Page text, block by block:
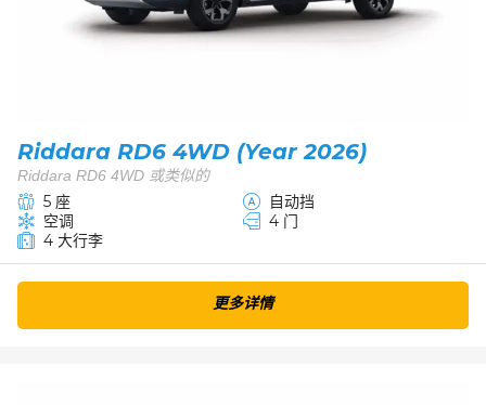
Riddara RD6 4WD (Year 2026)
Riddara RD6 4WD 或类似的
5 座
自动挡
空调
4 门
4 大行李
更多详情